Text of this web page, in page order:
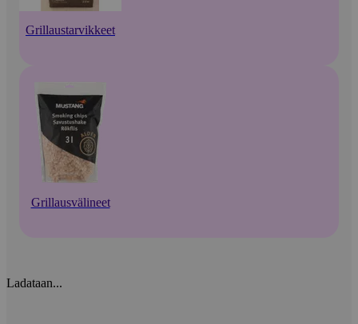
Grillaustarvikkeet
Grillausvälineet
Ladataan...